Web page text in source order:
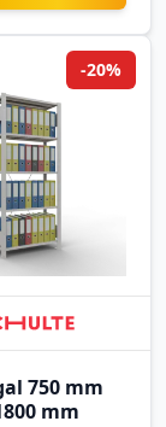
750 mm
mm
-20%